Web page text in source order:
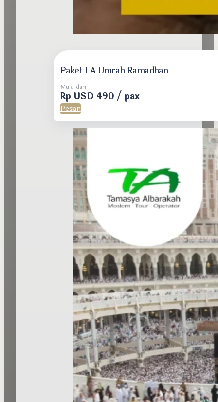
Paket LA Umrah Ramadhan
Mulai dari
Rp USD 490 / pax
Pesan